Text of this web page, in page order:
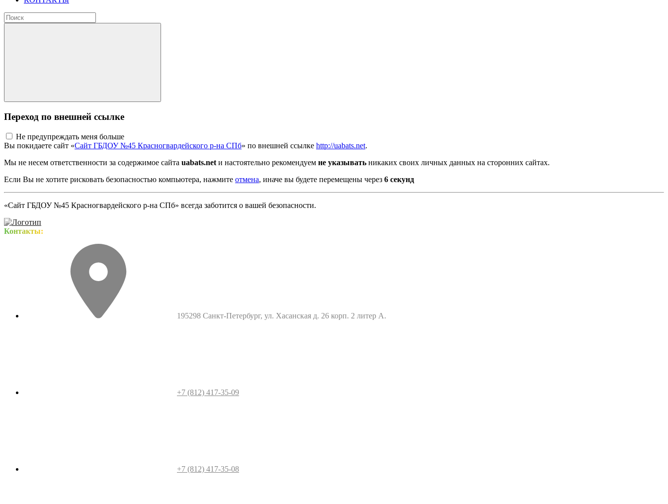
Переход по внешней ссылке
Не предупреждать меня больше
Вы покидаете сайт «Сайт ГБДОУ №45 Красногвардейского р-на СПб» по внешней ссылке http://uabats.net.
Мы не несем ответственности за содержимое сайта uabats.netи настоятельно рекомендуем не указывать никаких своих личных данных на сторонних сайтах.
Если Вы не хотите рисковать безопасностью компьютера, нажмите отмена, иначе вы будете перемещены через 5 секунд
«Сайт ГБДОУ №45 Красногвардейского р-на СПб» всегда заботится о вашей безопасности.
Контакты:
195298 Санкт-Петербург, ул. Хасанская д. 26 корп. 2 литер А.
+7 (812) 417-35-09
+7 (812) 417-35-08